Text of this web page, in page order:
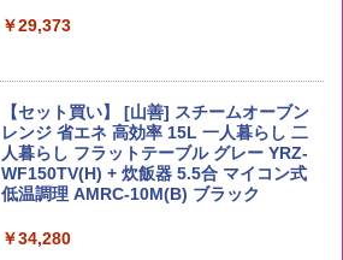
野沢農産 無洗米 青い流るる コシヒカリ
【在庫処分価格】ももたろう印 無洗米 5
￥4,277
ウイスキー500ml アサヒ [ 日本 500ml ]
マルちゃん マルちゃんZUBAAAN! 横浜
家系醤油豚骨 3食パック 130g×3食
￥341
国分 tabete だし麺 千葉県産はまぐりだ
し 塩らーめん 108g×10袋 保存食 備蓄
￥-
￥29,373
【セット買い】 [山善] スチームオーブン
レンジ 省エネ 高効率 15L 一人暮らし 二
人暮らし フラットテーブル グレー YRZ-
WF150TV(H) + 炊飯器 5.5合 マイコン式
低温調理 AMRC-10M(B) ブラック
￥34,280